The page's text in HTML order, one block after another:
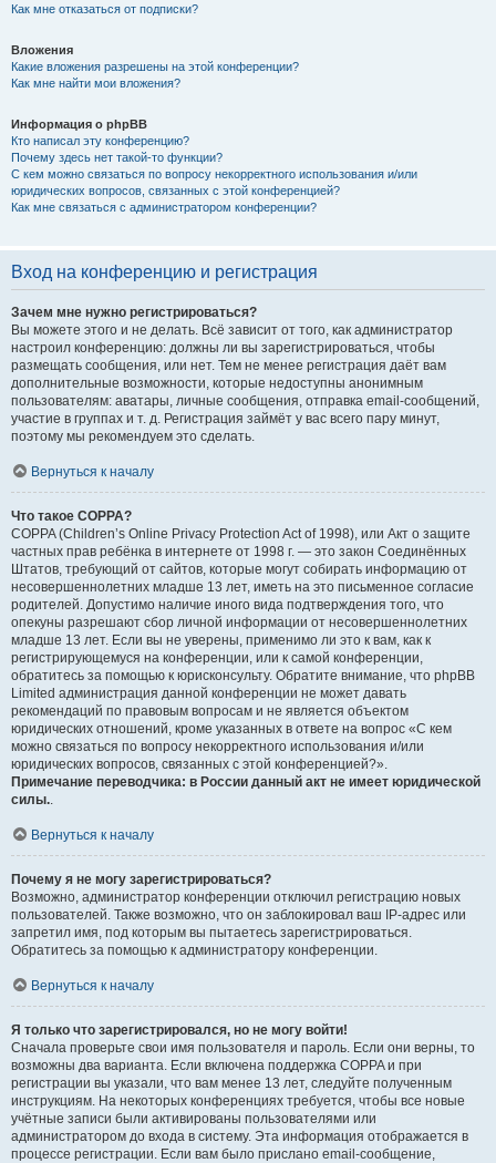
Как мне отказаться от подписки?
Вложения
Какие вложения разрешены на этой конференции?
Как мне найти мои вложения?
Информация о phpBB
Кто написал эту конференцию?
Почему здесь нет такой-то функции?
С кем можно связаться по вопросу некорректного использования и/или
юридических вопросов, связанных с этой конференцией?
Как мне связаться с администратором конференции?
Вход на конференцию и регистрация
Зачем мне нужно регистрироваться?
Вы можете этого и не делать. Всё зависит от того, как администратор
настроил конференцию: должны ли вы зарегистрироваться, чтобы
размещать сообщения, или нет. Тем не менее регистрация даёт вам
дополнительные возможности, которые недоступны анонимным
пользователям: аватары, личные сообщения, отправка email-сообщений,
участие в группах и т. д. Регистрация займёт у вас всего пару минут,
поэтому мы рекомендуем это сделать.
Вернуться к началу
Что такое COPPA?
COPPA (Children’s Online Privacy Protection Act of 1998), или Акт о защите
частных прав ребёнка в интернете от 1998 г. — это закон Соединённых
Штатов, требующий от сайтов, которые могут собирать информацию от
несовершеннолетних младше 13 лет, иметь на это письменное согласие
родителей. Допустимо наличие иного вида подтверждения того, что
опекуны разрешают сбор личной информации от несовершеннолетних
младше 13 лет. Если вы не уверены, применимо ли это к вам, как к
регистрирующемуся на конференции, или к самой конференции,
обратитесь за помощью к юрисконсульту. Обратите внимание, что phpBB
Limited администрация данной конференции не может давать
рекомендаций по правовым вопросам и не является объектом
юридических отношений, кроме указанных в ответе на вопрос «С кем
можно связаться по вопросу некорректного использования и/или
юридических вопросов, связанных с этой конференцией?».
Примечание переводчика: в России данный акт не имеет юридической
силы..
Вернуться к началу
Почему я не могу зарегистрироваться?
Возможно, администратор конференции отключил регистрацию новых
пользователей. Также возможно, что он заблокировал ваш IP-адрес или
запретил имя, под которым вы пытаетесь зарегистрироваться.
Обратитесь за помощью к администратору конференции.
Вернуться к началу
Я только что зарегистрировался, но не могу войти!
Сначала проверьте свои имя пользователя и пароль. Если они верны, то
возможны два варианта. Если включена поддержка COPPA и при
регистрации вы указали, что вам менее 13 лет, следуйте полученным
инструкциям. На некоторых конференциях требуется, чтобы все новые
учётные записи были активированы пользователями или
администратором до входа в систему. Эта информация отображается в
процессе регистрации. Если вам было прислано email-сообщение,